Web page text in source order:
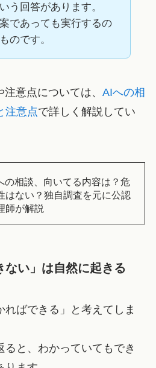
う回答があります。
であっても実行するの
のです。
意点については、 AIへの相
注意点で詳しく解説してい
の相談、向いてる内容は？危
はない？独自調査を元に公認
師が解説
ない」は自然に起きる
ばできる」と考えてしま
ると、わかっていてもでき